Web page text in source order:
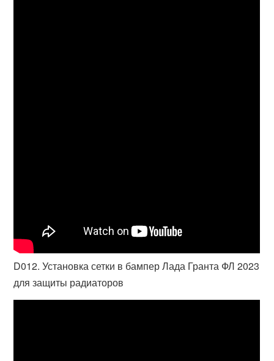
D012. Установка сетки в бампер Лада Гранта ФЛ 2023
для защиты радиаторов